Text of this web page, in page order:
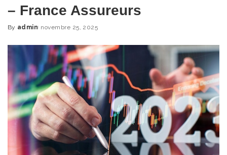
– France Assureurs
Posted
By admin novembre 25, 2025